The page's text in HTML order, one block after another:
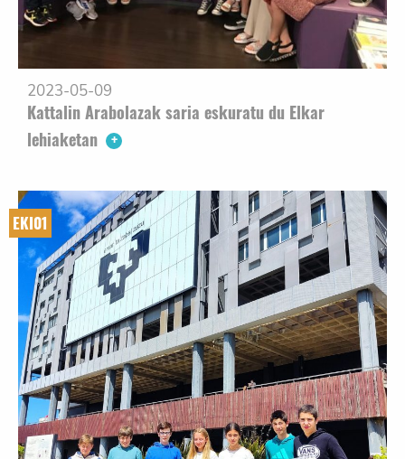
2023-05-09
Kattalin Arabolazak saria eskuratu du Elkar
lehiaketan
EKI01